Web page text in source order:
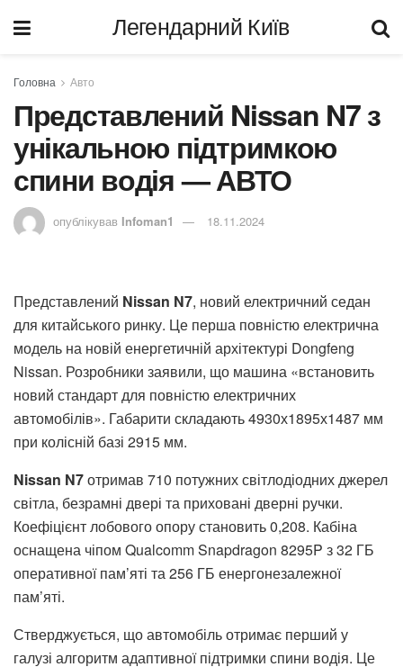
Легендарний Київ
Головна Авто
Представлений Nissan N7 з
унікальною підтримкою
спини водія — АВТО
опублікував Infoman1 18.11.2024
Представлений Nissan N7, новий електричний седан
для китайського ринку. Це перша повністю електрична
модель на новій енергетичній архітектурі Dongfeng
Nissan. Розробники заявили, що машина «встановить
новий стандарт для повністю електричних
автомобілів». Габарити складають 4930х1895х1487 мм
при колісній базі 2915 мм.
Nissan N7отримав 710 потужних світлодіодних джерел
світла, безрамні двері та приховані дверні ручки.
Коефіцієнт лобового опору становить 0,208. Кабіна
оснащена чіпом Qualcomm Snapdragon 8295P з 32 ГБ
оперативної пам’яті та 256 ГБ енергонезалежної
пам’яті.
Стверджується, що автомобіль отримає перший у
галузі алгоритм адаптивної підтримки спини водія. Це